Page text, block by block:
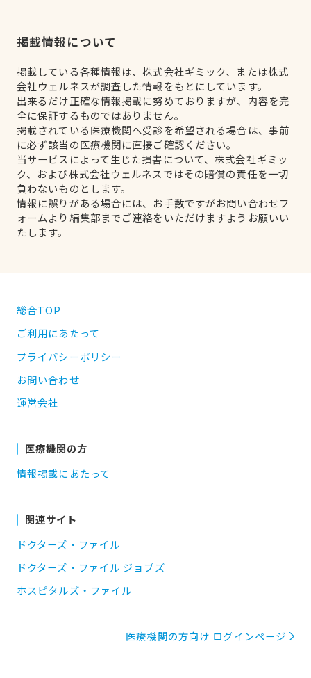
掲載情報について
掲載している各種情報は、株式会社ギミック、または株式
会社ウェルネスが調査した情報をもとにしています。
出来るだけ正確な情報掲載に努めておりますが、内容を完
全に保証するものではありません。
掲載されている医療機関へ受診を希望される場合は、事前
に必ず該当の医療機関に直接ご確認ください。
当サービスによって生じた損害について、株式会社ギミッ
ク、および株式会社ウェルネスではその賠償の責任を一切
負わないものとします。
情報に誤りがある場合には、お手数ですがお問い合わせフ
ォームより編集部までご連絡をいただけますようお願いい
たします。
総合TOP
ご利用にあたって
プライバシーポリシー
お問い合わせ
運営会社
医療機関の方
情報掲載にあたって
関連サイト
ドクターズ・ファイル
ドクターズ・ファイル ジョブズ
ホスピタルズ・ファイル
医療機関の方向け ログインページ